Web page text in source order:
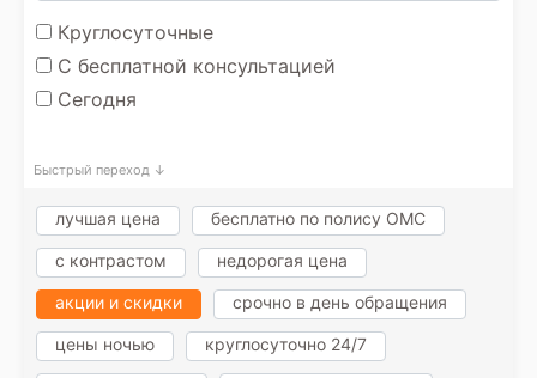
Круглосуточные
С бесплатной консультацией
Сегодня
Быстрый переход ↓
лучшая цена бесплатно по полису ОМС
с контрастом недорогая цена
акции и скидки срочно в день обращения
цены ночью круглосуточно 24/7